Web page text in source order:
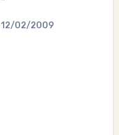
12/02/2009